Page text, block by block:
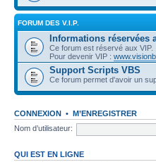
FORUM DES V.I.P.
Informations réservées
Ce forum est réservé aux VIP.
Pour devenir VIP :
Support Scripts VBS
Ce forum permet d'avoir un
CONNEXION • M’ENREGISTRER
Nom d’utilisateur:
QUI EST EN LIGNE